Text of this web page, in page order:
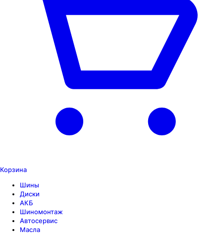
Корзина
Шины
Диски
АКБ
Шиномонтаж
Автосервис
Масла